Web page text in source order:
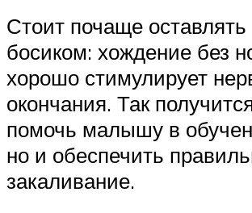
Стоит почаще оставлять
босиком: хождение без
хорошо стимулирует
окончания. Так
помочь малышу в
но и обеспечить
закаливание.